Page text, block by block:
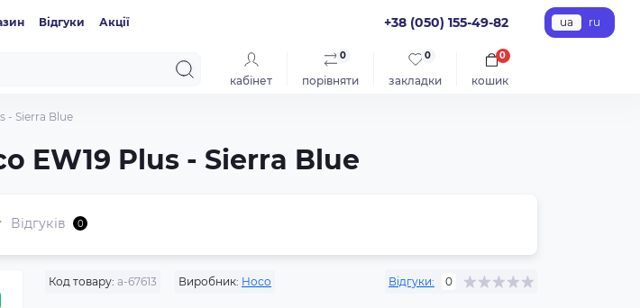
Відгуки Акції +38 (050) 155-49-82 ua ru
кабінет порівняти
0
закладки
0
кошик
0
- Sierra Blue
EW19 Plus - Sierra Blue
Відгуків 0
Код товару: a-67613 Виробник: Hoco Відгуки: 0